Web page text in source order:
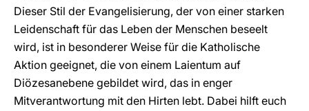
Dieser Stil der Evangelisierung, der von einer starken
Leidenschaft für das Leben der Menschen beseelt
wird, ist in besonderer Weise für die Katholische
Aktion geeignet, die von einem Laientum auf
Diözesanebene gebildet wird, das in enger
Mitverantwortung mit den Hirten lebt. Dabei hilft euch